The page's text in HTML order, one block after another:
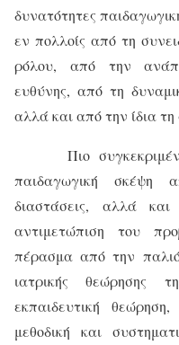
δυνατότητες
εν πολλοίς από τη
ρόλου, από την
ευθύνης, από τη
αλλά και από την ίδια
Πιο συγκεκριμένα,
παιδαγωγική σκέψη
διαστάσεις, αλλά
αντιμετώπιση του
πέρασμα από την
ιατρικής θεώρησης
εκπαιδευτική
μεθοδική και